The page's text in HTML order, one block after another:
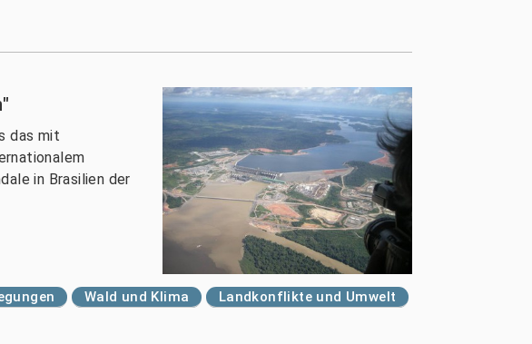
das mit
in Brasilien der
Wald und Klima
Landkonflikte und Umwelt